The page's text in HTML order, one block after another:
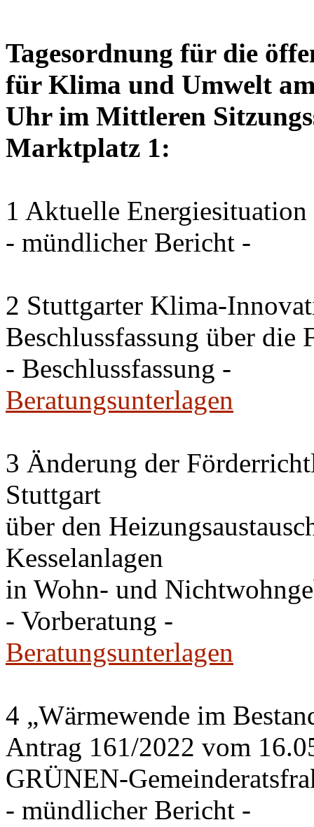
Tagesordnung für die
für Klima und Umwelt
Uhr im Mittleren
Marktplatz 1:
1 Aktuelle Energiesituation
- mündlicher Bericht -
2 Stuttgarter Klima-
Beschlussfassung über die
- Beschlussfassung -
Beratungsunterlagen
3 Änderung der
Stuttgart
über den
Kesselanlagen
in Wohn- und
- Vorberatung -
Beratungsunterlagen
4 „Wärmewende im
Antrag 161/2022 vom
GRÜNEN-
- mündlicher Bericht -